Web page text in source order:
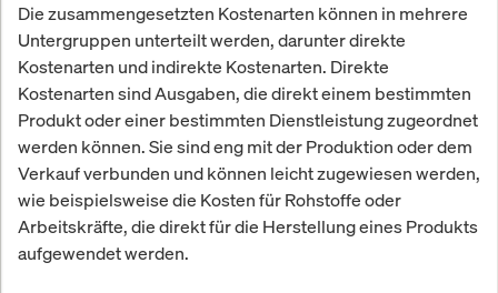
Die zusammengesetzten Kostenarten können in mehrere
Untergruppen unterteilt werden, darunter direkte
Kostenarten und indirekte Kostenarten. Direkte
Kostenarten sind Ausgaben, die direkt einem bestimmten
Produkt oder einer bestimmten Dienstleistung zugeordnet
werden können. Sie sind eng mit der Produktion oder dem
Verkauf verbunden und können leicht zugewiesen werden,
wie beispielsweise die Kosten für Rohstoffe oder
Arbeitskräfte, die direkt für die Herstellung eines Produkts
aufgewendet werden.